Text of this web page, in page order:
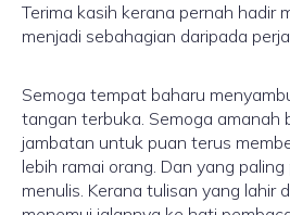
Terima kasih kerana pernah hadir
menjadi sebahagian daripada
Semoga tempat baharu
tangan terbuka. Semoga amanah
jambatan untuk puan terus
lebih ramai orang. Dan yang
menulis. Kerana tulisan yang lahir